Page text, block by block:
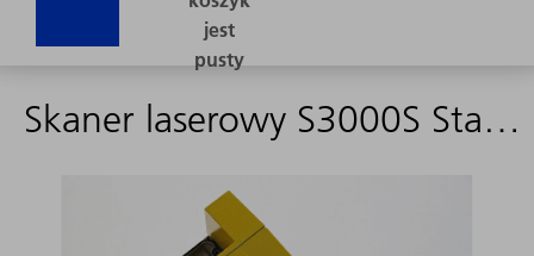
Skaner laserowy S3000S Standard